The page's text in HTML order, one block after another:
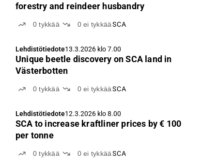
forestry and reindeer husbandry
0tykkää 0ei tykkääSCA
Lehdistötiedote13.3.2026 klo 7.00
Unique beetle discovery on SCA land in
Västerbotten
0tykkää 0ei tykkääSCA
Lehdistötiedote12.3.2026 klo 8.00
SCA to increase kraftliner prices by € 100
per tonne
0tykkää 0ei tykkääSCA